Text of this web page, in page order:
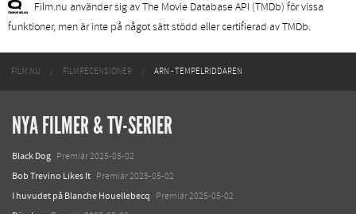
Film.nu använder sig av The Movie Database API (TMDb) för vissa
funktioner, men är inte på något sätt stödd eller certifierad av TMDb.
FILM.NU FILMRECENSIONER ARN - TEMPELRIDDAREN
NYA FILMER & TV-SERIER
Black Dog Premiär 2025-05-02
Bob Trevino Likes It Premiär 2025-05-02
I huvudet på Blanche Houellebecq Premiär 2025-05-02